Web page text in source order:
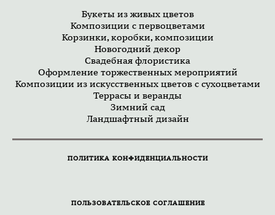
Букеты из живых цветов
Композиции с первоцветами
Корзинки, коробки, композиции
Новогодний декор
Свадебная флористика
Оформление торжественных мероприятий
Композиции из искусственных цветов с сухоцветами
Террасы и веранды
Зимний сад
Ландшафтный дизайн
ПОЛИТИКА КОНФИДЕНЦИАЛЬНОСТИ
ПОЛЬЗОВАТЕЛЬСКОЕ СОГЛАШЕНИЕ